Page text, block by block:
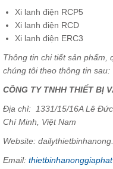
Xi lanh điện RCP5
Xi lanh điện RCD
Xi lanh điện ERC3
Thông tin chi tiết sản phẩm,
chúng tôi theo thông tin sau:
CÔNG TY TNHH THIẾT BỊ
Địa chỉ: 1331/15/16A Lê
Chí Minh, Việt Nam
Website:
Email: